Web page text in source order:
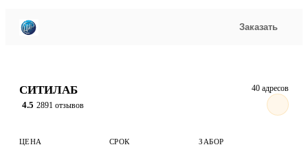
Заказать
СИТИЛАБ
4.5 2891 отзывов
40 адресов
ЦЕНА СРОК ЗАБОР